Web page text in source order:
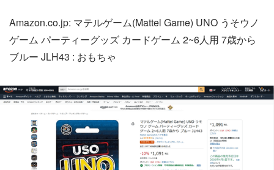
Amazon.co.jp: マテルゲーム(Mattel Game) UNO うそウノ
ゲーム パーティーグッズ カードゲーム 2~6人用 7歳から
ブルー JLH43 : おもちゃ